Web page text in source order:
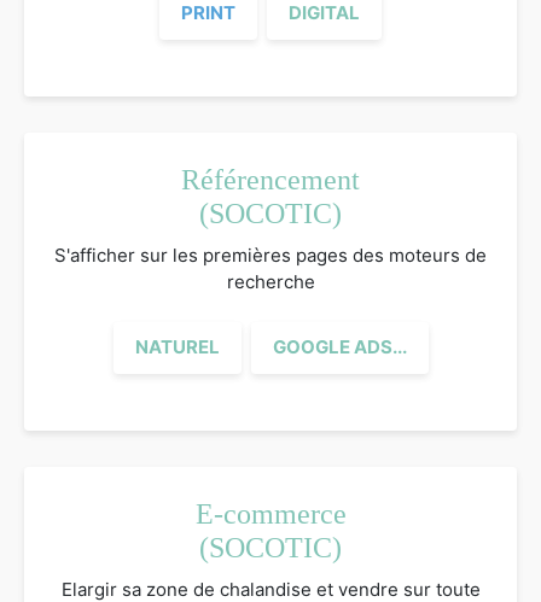
PRINT DIGITAL
Référencement
(SOCOTIC)
S'afficher sur les premières pages des moteurs de
recherche
NATUREL GOOGLE ADS...
E-commerce
(SOCOTIC)
Elargir sa zone de chalandise et vendre sur toute